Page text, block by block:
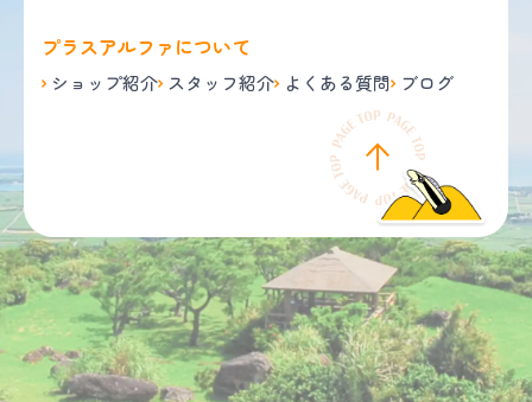
プラスアルファについて
ショップ紹介 スタッフ紹介 よくある質問 ブログ